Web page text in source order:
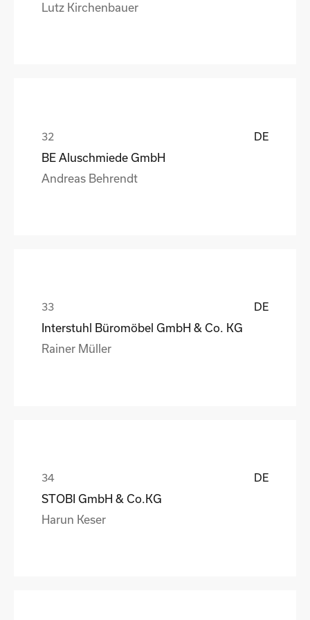
Lutz Kirchenbauer
DE
BE Aluschmiede GmbH
Andreas Behrendt
DE
Interstuhl Büromöbel GmbH & Co. KG
Rainer Müller
DE
STOBI GmbH & Co.KG
Harun Keser